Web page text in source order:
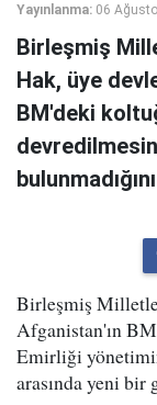
Yayınlanma: 06
Birleşmiş
Hak, üye
BM'deki
Birleşmiş
Afganistan'ın
Emirliği
arasında yeni bir